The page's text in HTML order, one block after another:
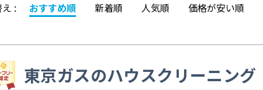
: おすすめ順 新着順 人気順 価格が安い順
東京ガスのハウスクリーニング